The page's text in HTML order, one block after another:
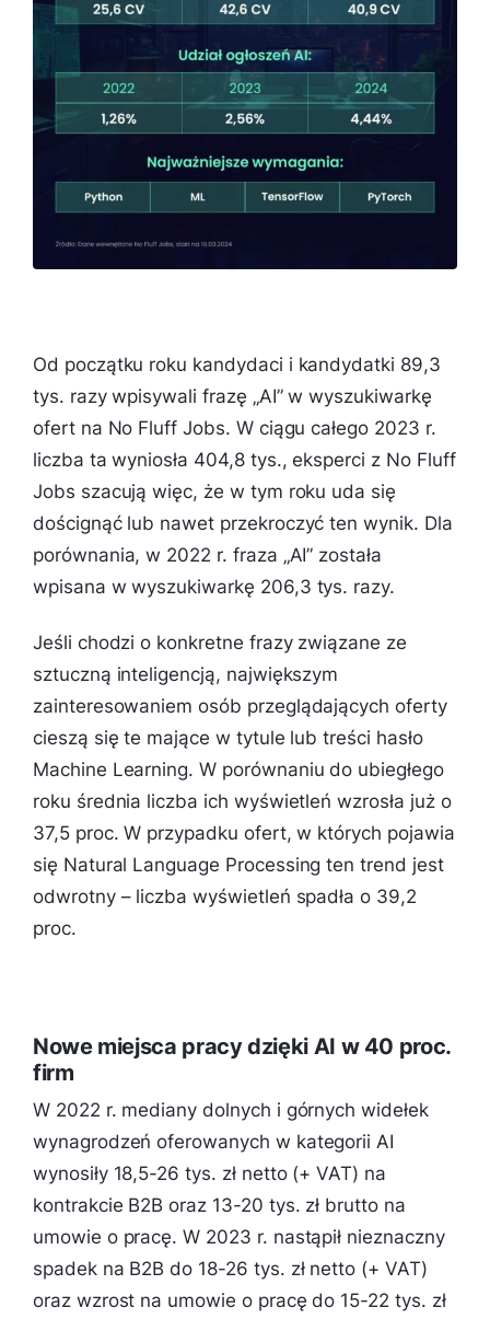
Od początku roku kandydaci i kandydatki 89,3
tys. razy wpisywali frazę „AI” w wyszukiwarkę
ofert na No Fluff Jobs. W ciągu całego 2023 r.
liczba ta wyniosła 404,8 tys., eksperci z No Fluff
Jobs szacują więc, że w tym roku uda się
doścignąć lub nawet przekroczyć ten wynik. Dla
porównania, w 2022 r. fraza „AI” została
wpisana w wyszukiwarkę 206,3 tys. razy.
Jeśli chodzi o konkretne frazy związane ze
sztuczną inteligencją, największym
zainteresowaniem osób przeglądających oferty
cieszą się te mające w tytule lub treści hasło
Machine Learning. W porównaniu do ubiegłego
roku średnia liczba ich wyświetleń wzrosła już o
37,5 proc. W przypadku ofert, w których pojawia
się Natural Language Processing ten trend jest
odwrotny – liczba wyświetleń spadła o 39,2
proc.
Nowe miejsca pracy dzięki AI w 40 proc.
firm
W 2022 r. mediany dolnych i górnych widełek
wynagrodzeń oferowanych w kategorii AI
wynosiły 18,5-26 tys. zł netto (+ VAT) na
kontrakcie B2B oraz 13-20 tys. zł brutto na
umowie o pracę. W 2023 r. nastąpił nieznaczny
spadek na B2B do 18-26 tys. zł netto (+ VAT)
oraz wzrost na umowie o pracę do 15-22 tys. zł